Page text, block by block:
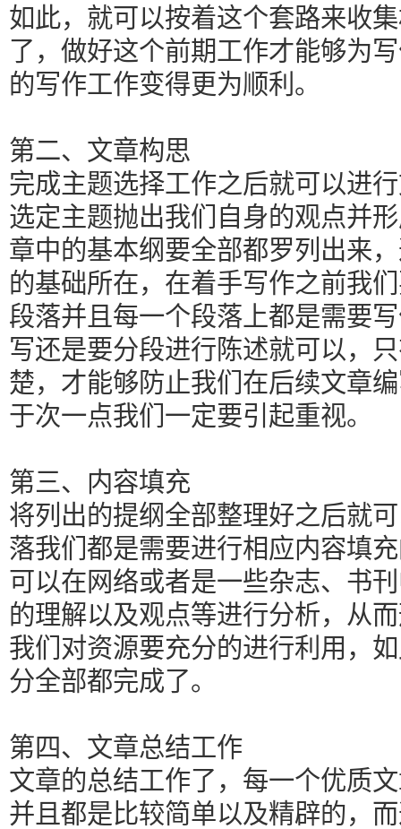
如此，就可以按着这个套路来收
了，做好这个前期工作才能够为
的写作工作变得更为顺利。
第二、文章构思
完成主题选择工作之后就可以进
选定主题抛出我们自身的观点并
章中的基本纲要全部都罗列出来
的基础所在，在着手写作之前我
段落并且每一个段落上都是需要
写还是要分段进行陈述就可以，
楚，才能够防止我们在后续文章
于次一点我们一定要引起重视。
第三、内容填充
将列出的提纲全部整理好之后就
落我们都是需要进行相应内容填
可以在网络或者是一些杂志、书
的理解以及观点等进行分析，从
我们对资源要充分的进行利用，
分全部都完成了。
第四、文章总结工作
文章的总结工作了，每一个优质
并且都是比较简单以及精辟的，